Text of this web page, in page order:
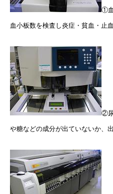
①血
血小板数を検査し炎症・貧血・止
②
や糖などの成分が出ていないか、